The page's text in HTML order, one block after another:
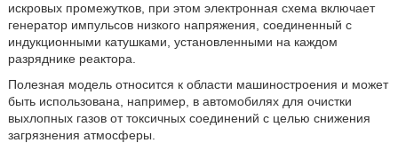
искровых промежутков, при этом электронная схема включает
генератор импульсов низкого напряжения, соединенный с
индукционными катушками, установленными на каждом
разряднике реактора.
Полезная модель относится к области машиностроения и может
быть использована, например, в автомобилях для очистки
выхлопных газов от токсичных соединений с целью снижения
загрязнения атмосферы.